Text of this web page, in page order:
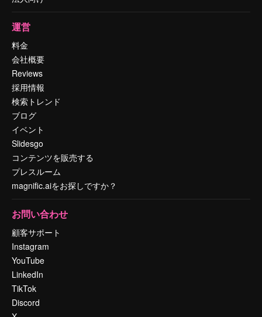
運営
料金
会社概要
Reviews
採用情報
検索トレンド
ブログ
イベント
Slidesgo
コンテンツを販売する
プレスルーム
magnific.aiをお探しですか？
お問い合わせ
顧客サポート
Instagram
YouTube
LinkedIn
TikTok
Discord